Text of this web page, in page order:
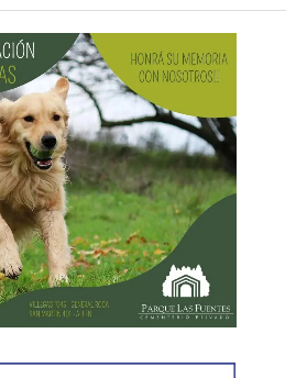
una bolsa con dinero en
celulares. En el lugar se
bienes robados y se detuvo al
comisión policial se dirigió a
en el barrio Villa Obrera,
Allí se identificó al segundo
adelante distintas diligencias